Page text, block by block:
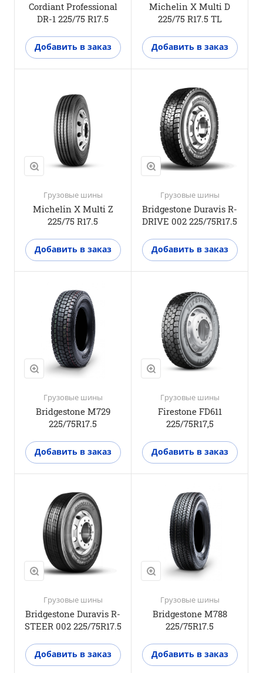
Cordiant Professional
DR-1 225/75 R17.5
Добавить в заказ
Michelin X Multi D
225/75 R17.5 TL
Добавить в заказ
Грузовые шины
Michelin X Multi Z
225/75 R17.5
Добавить в заказ
Ведущая ось
M+S
Да
3PMSF
Да
Грузовые шины
Bridgestone Duravis R-
DRIVE 002 225/75R17.5
Добавить в заказ
Грузовые шины
Bridgestone M729
225/75R17.5
Добавить в заказ
Положение оси
Ведущая ось
M+S
Да
3PMSF
Да
Грузовые шины
Firestone FD611
225/75R17,5
Добавить в заказ
Грузовые шины
Bridgestone Duravis R-
STEER 002 225/75R17.5
Добавить в заказ
Положение оси
Универсальная
ось
M+S
Да
3PMSF
Да
Грузовые шины
Bridgestone M788
225/75R17.5
Добавить в заказ